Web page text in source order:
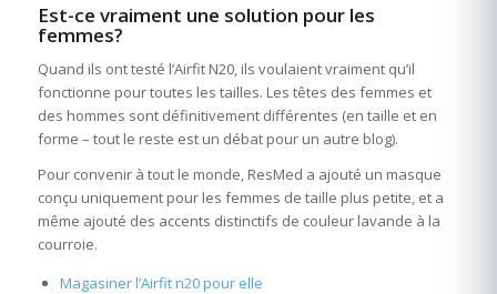
Est-ce vraiment une solution pour les
femmes?
Quand ils ont testé l’Airfit N20, ils voulaient vraiment qu’il
fonctionne pour toutes les tailles. Les têtes des femmes et
des hommes sont définitivement différentes (en taille et en
forme – tout le reste est un débat pour un autre blog).
Pour convenir à tout le monde, ResMed a ajouté un masque
conçu uniquement pour les femmes de taille plus petite, et a
même ajouté des accents distinctifs de couleur lavande à la
courroie.
Magasiner l’Airfit n20 pour elle